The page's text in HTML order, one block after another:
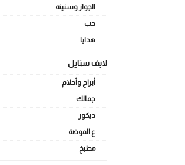
الجواز وسنينه
حب
هدايا
لايف ستايل
أبراج وأحلام
جمالك
ديكور
ع الموضة
مطبخ